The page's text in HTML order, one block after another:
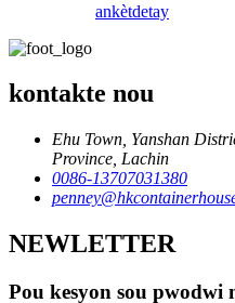
ankètdetay
kontakte nou
Ehu Town, Yanshan
Province, Lachin
0086-13707031380
NEWLETTER
Pou kesyon sou pwodwi